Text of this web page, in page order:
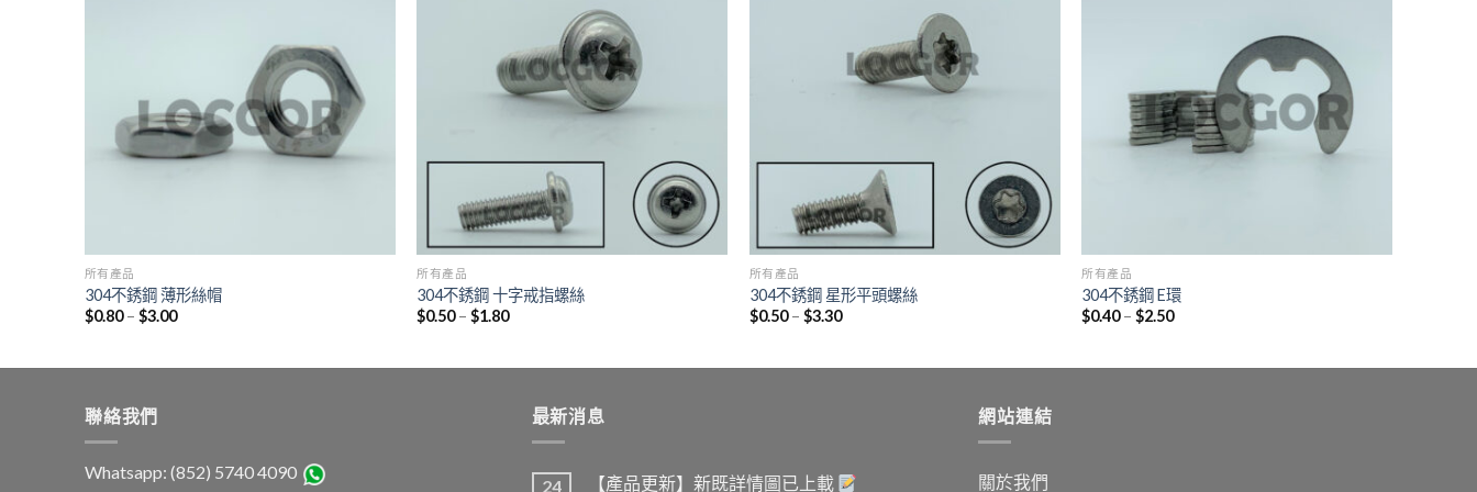
所有產品
304不銹鋼 薄形絲帽
$0.80– $3.00
所有產品
304不銹鋼 十字戒指螺絲
$0.50–$1.80
所有產品
304不銹鋼 星形平頭螺絲
$0.50– $3.30
所有產品
304不銹鋼 E環
$0.40–$2.50
聯絡我們
Whatsapp: (852) 5740 4090
最新消息
24 【產品更新】新既詳情圖已上載
網站連結
關於我們